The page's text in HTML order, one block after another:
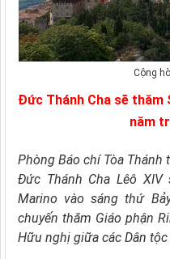
Cộng
Đức Thánh Cha sẽ thăm
năm
Phòng Báo chí Tòa
Đức Thánh Cha Lêô XIV
Marino vào sáng thứ
chuyến thăm Giáo phận
Hữu nghị giữa các Dân